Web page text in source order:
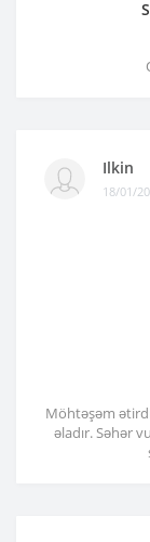
Ilkin
18/01/
Möhtəşəm
əladır. Səhər